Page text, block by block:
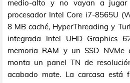
medio-alto y no vayan a
procesador Intel Core i7-8565U
8 MB caché, HyperThreading y
integrada Intel UHD Graphics
memoria RAM y un SSD
monta un panel TN de
acabado mate. La carcasa está